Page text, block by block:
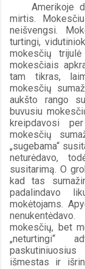
Amerikoje
mirtis.
neišvengsi.
turtingi,
mokesčių
mokesčiais
tam tikras,
mokesčių
aukšto rango
buvusiu
kreipdavosi
mokesčių
„sugebama“
neturėdavo,
susitarimą. O
kad tas
padalindavo
mokėtojams.
mokesčių, bet
„neturtingi“
išmestas ir